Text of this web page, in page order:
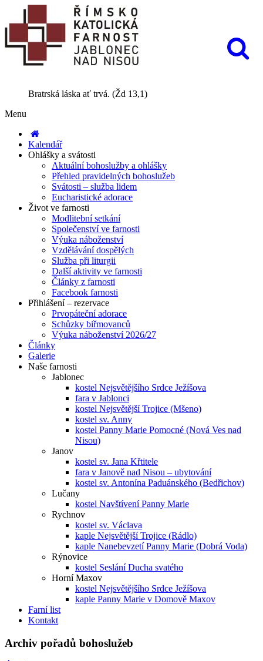
Bratrská láska ať trvá. (Žd 13,1)
Menu
Kalendář
Ohlášky a svátosti
Aktuální bohoslužby a ohlášky
Přehled pravidelných bohoslužeb
Svátosti – služba lidem
Eucharistické adorace
Život ve farnosti
Modlitební setkání
Společenství ve farnosti
Výuka náboženství
Vzdělávání dospělých
Služba při liturgii
Další aktivity ve farnosti
Články z farnosti
Facebook farnosti
Přihlášení – rezervace
Prvopáteční adorace
Schůzky biřmovanců
Výuka náboženství 2026/27
Články
Galerie
Naše farnosti
Jablonec
kostel Nejsvětějšího Srdce Ježíšova
fara v Jablonci
kostel Nejsvětější Trojice (Mšeno)
kostel sv. Anny
kostel Panny Marie Pomocné (Nová Ves nad
Nisou)
Janov
kostel sv. Jana Křtitele
fara v Janově nad Nisou – ubytování
kostel sv. Antonína Paduánského (Bedřichov)
Lučany
kostel Navštívení Panny Marie
Rychnov
kostel sv. Václava
kaple Nejsvětější Trojice (Rádlo)
kaple Nanebevzetí Panny Marie (Dobrá Voda)
Rýnovice
kostel Seslání Ducha svatého
Horní Maxov
kostel Nejsvětějšího Srdce Ježíšova
kaple Panny Marie v Domově Maxov
Farní list
Kontakt
Archiv pořadů bohoslužeb